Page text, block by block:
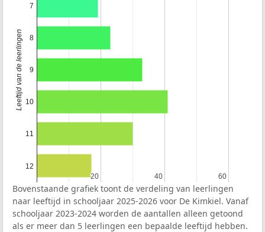
20
20 40
40 60
60
7
8
9
10
11
12
Leeftijd van de leerlingen
Bovenstaande grafiek toont de verdeling van leerlingen
naar leeftijd in schooljaar 2025-2026 voor De Kimkiel. Vanaf
schooljaar 2023-2024 worden de aantallen alleen getoond
als er meer dan 5 leerlingen een bepaalde leeftijd hebben.